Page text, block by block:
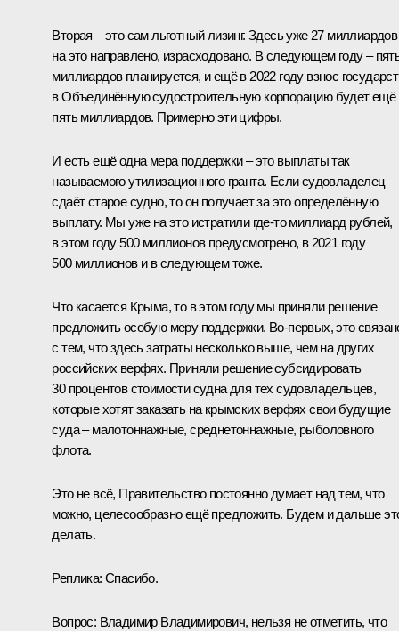
Вторая – это сам льготный лизинг. Здесь уже 27 миллиардов
на это направлено, израсходовано. В следующем году –
миллиардов планируется, и ещё в 2022 году взнос
в Объединённую судостроительную корпорацию будет ещё
пять миллиардов. Примерно эти цифры.
И есть ещё одна мера поддержки – это выплаты так
называемого утилизационного гранта. Если судовладелец
сдаёт старое судно, то он получает за это определённую
выплату. Мы уже на это истратили где‑то миллиард рублей,
в этом году 500 миллионов предусмотрено, в 2021 году
500 миллионов и в следующем тоже.
Что касается Крыма, то в этом году мы приняли решение
предложить особую меру поддержки. Во‑первых, это
с тем, что здесь затраты несколько выше, чем на других
российских верфях. Приняли решение субсидировать
30 процентов стоимости судна для тех судовладельцев,
которые хотят заказать на крымских верфях свои будущие
суда – малотоннажные, среднетоннажные, рыболовного
флота.
Это не всё, Правительство постоянно думает над тем, что
можно, целесообразно ещё предложить. Будем и дальше
делать.
Реплика: Спасибо.
Вопрос: Владимир Владимирович, нельзя не отметить, что